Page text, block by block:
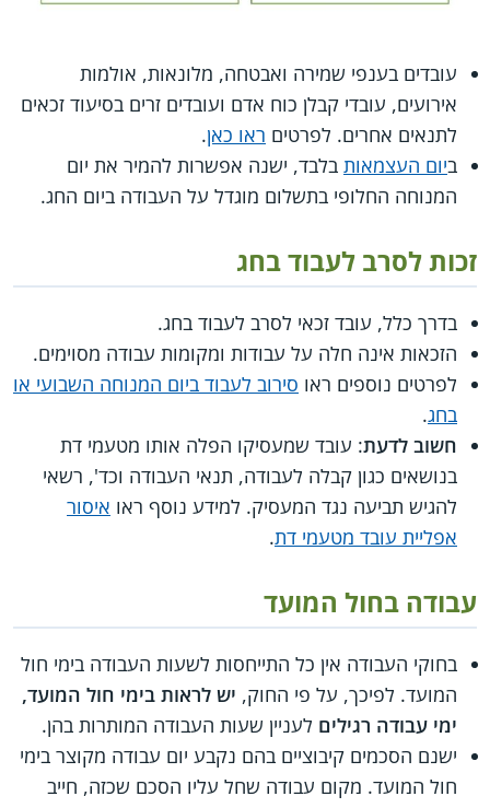
עובדים בענפי שמירה ואבטחה, מלונאות, אולמות
אירועים, עובדי קבלן כוח אדם ועובדים זרים בסיעוד זכאים
לתנאים אחרים. לפרטים ראו כאן.
ביום העצמאות בלבד, ישנה אפשרות להמיר את יום
המנוחה החלופי בתשלום מוגדל על העבודה ביום החג.
זכות לסרב לעבוד בחג
בדרך כלל, עובד זכאי לסרב לעבוד בחג.
הזכאות אינה חלה על עבודות ומקומות עבודה מסוימים.
לפרטים נוספים ראו סירוב לעבוד ביום המנוחה השבועי או
בחג.
חשוב לדעת: עובד שמעסיקו הפלה אותו מטעמי דת
בנושאים כגון קבלה לעבודה, תנאי העבודה וכד', רשאי
להגיש תביעה נגד המעסיק. למידע נוסף ראו איסור
אפליית עובד מטעמי דת.
עבודה בחול המועד
בחוקי העבודה אין כל התייחסות לשעות העבודה בימי חול
המועד. לפיכך, על פי החוק, יש לראות בימי חול המועד,
ימי עבודה רגילים לעניין שעות העבודה המותרות בהן.
ישנם הסכמים קיבוציים בהם נקבע יום עבודה מקוצר בימי
חול המועד. מקום עבודה שחל עליו הסכם שכזה, חייב